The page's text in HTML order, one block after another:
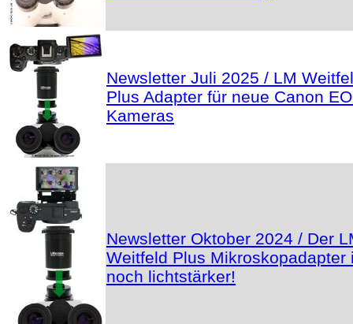
Newsletter Juli 2025 / LM
Plus Adapter für neue Canon
Kameras
Newsletter Oktober 2024 / Der
Weitfeld Plus Mikroskopadapter
noch lichtstärker!